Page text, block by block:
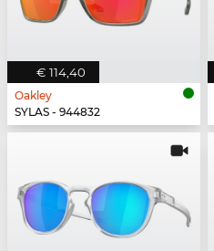
€ 114,40
Oakley
SYLAS - 944832